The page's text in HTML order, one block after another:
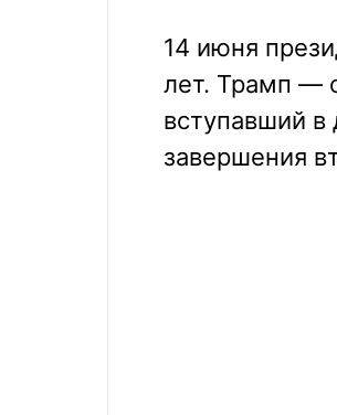
14 июня
лет. Трамп —
вступавший
завершения